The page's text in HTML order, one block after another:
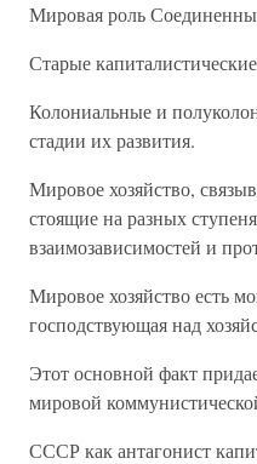
Мировая роль
Старые
Колониальные и
стадии их развития.
Мировое хозяйство,
стоящие на разных
взаимозависимостей и
Мировое хозяйство есть
господствующая над
Этот основной факт
мировой
СССР как антагонист